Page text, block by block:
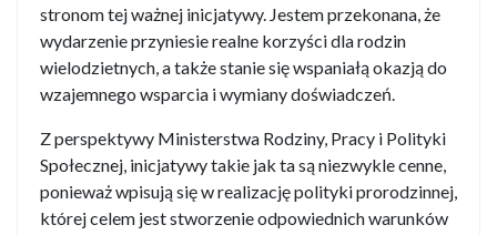
stronom tej ważnej inicjatywy. Jestem przekonana, że
wydarzenie przyniesie realne korzyści dla rodzin
wielodzietnych, a także stanie się wspaniałą okazją do
wzajemnego wsparcia i wymiany doświadczeń.
Z perspektywy Ministerstwa Rodziny, Pracy i Polityki
Społecznej, inicjatywy takie jak ta są niezwykle cenne,
ponieważ wpisują się w realizację polityki prorodzinnej,
której celem jest stworzenie odpowiednich warunków